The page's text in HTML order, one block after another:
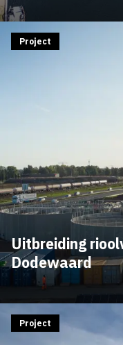
Uitbreiding
Dodewaard
Project
Project